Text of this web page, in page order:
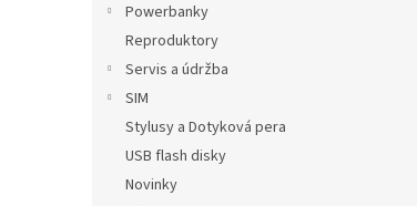
Powerbanky
Reproduktory
Servis a údržba
SIM
Stylusy a Dotyková pera
USB flash disky
Novinky